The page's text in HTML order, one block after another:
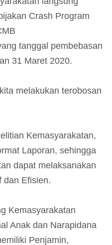
Crash Program
tanggal pembebasan
31 Maret 2020.
melakukan terobosan
Kemasyarakatan,
Laporan, sehingga
dapat melaksanakan
dan Efisien.
Kemasyarakatan
Anak dan Narapidana
Penjamin,